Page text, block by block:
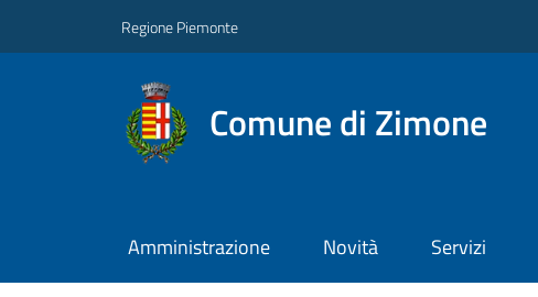
Regione Piemonte
Comune di Zimone
Amministrazione Novità Servizi